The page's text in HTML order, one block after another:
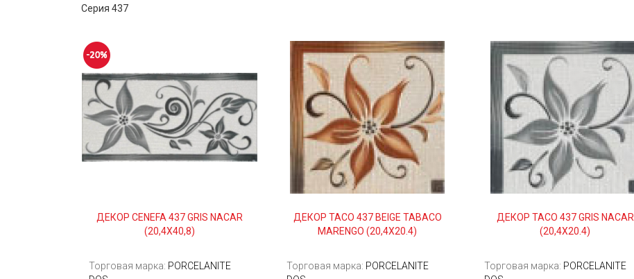
Серия 437
ДЕКОР CENEFA 437 GRIS NACAR
(20,4Х40,8)
Торговая марка: PORCELANITE
ДЕКОР TACO 437 BEIGE TABACO
MARENGO (20,4Х20.4)
Торговая марка: PORCELANITE
ДЕКОР TACO 437 GRIS NACAR
(20,4Х20.4)
Торговая марка: PORCELANITE